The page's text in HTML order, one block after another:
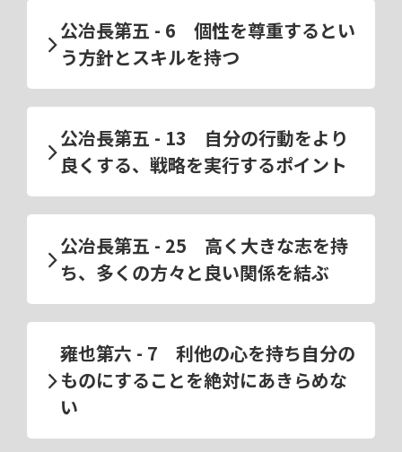
公冶長第五 - 6 個性を尊重するとい
う方針とスキルを持つ
公冶長第五 - 13 自分の行動をより
良くする、戦略を実行するポイント
公冶長第五 - 25 高く大きな志を持
ち、多くの方々と良い関係を結ぶ
雍也第六 - 7 利他の心を持ち自分の
ものにすることを絶対にあきらめな
い